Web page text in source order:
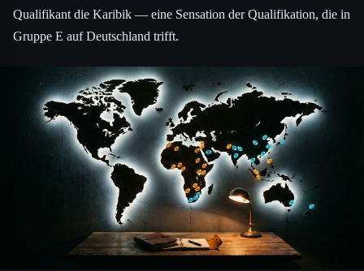
Qualifikant die Karibik — eine Sensation der Qualifikation, die in
Gruppe E auf Deutschland trifft.